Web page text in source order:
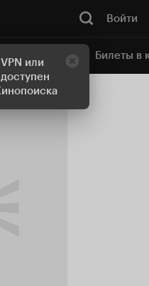
или
Войти
кинотеатр Билеты в